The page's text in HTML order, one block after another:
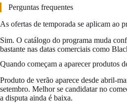
Perguntas frequentes
As ofertas de temporada se aplicam ao
Sim. O catálogo do programa muda
bastante nas datas comerciais como
Quando começam a aparecer produtos
Produto de verão aparece desde abril-
setembro. Melhor se candidatar no
a disputa ainda é baixa.